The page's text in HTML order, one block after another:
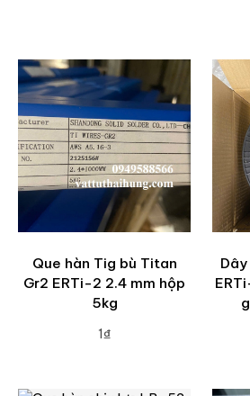
Que hàn Tig bù Titan
Gr2 ERTi-2 2.4 mm hộp
5kg
1₫